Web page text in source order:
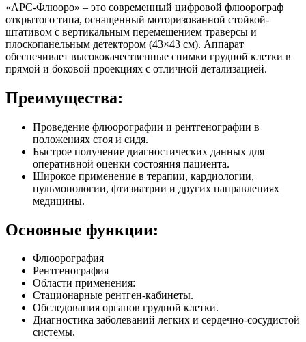
«АРС-Флюоро» – это современный цифровой флюорограф
открытого типа, оснащенный моторизованной стойкой-
штативом с вертикальным перемещением траверсы и
плоскопанельным детектором (43×43 см). Аппарат
обеспечивает высококачественные снимки грудной клетки в
прямой и боковой проекциях с отличной детализацией.
Преимущества:
Проведение флюорографии и рентгенографии в
положениях стоя и сидя.
Быстрое получение диагностических данных для
оперативной оценки состояния пациента.
Широкое применение в терапии, кардиологии,
пульмонологии, фтизиатрии и других направлениях
медицины.
Основные функции:
Флюорография
Рентгенография
Области применения:
Стационарные рентген-кабинеты.
Обследования органов грудной клетки.
Диагностика заболеваний легких и сердечно-сосудистой
системы.